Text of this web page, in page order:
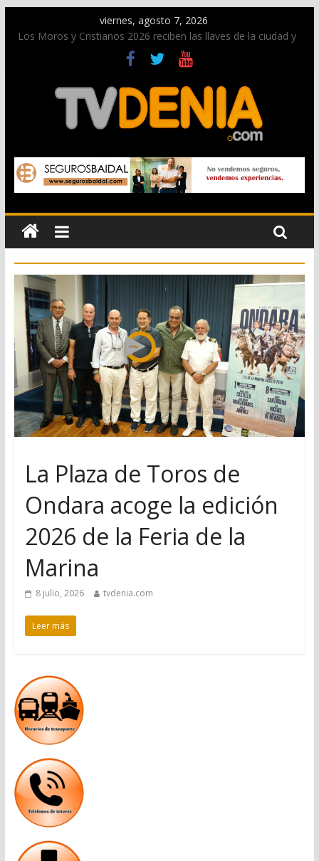
viernes, agosto 7, 2026
Los Moros y Cristianos 2026 reciben las llaves de la ciudad y
dan inicio a las fiestas en Dénia
El bando moro protagonista en la Segunda Entraeta Festera
Paco Adsuar dona al Arxiu de Dénia más de 50.000 imágenes
de la memoria visual de la ciudad
La Entraeta Festera llena de ambiente la calle Marqués de
Campo con la recepción a la Capitanía Cristiana
El XII Festival de Jazz de Dénia reunirá durante agosto a
figuras nacionales e internacionales en los Jardins de
Torrecremada
La Plaza de Toros de
Ondara acoge la edición
2026 de la Feria de la
Marina
8 julio, 2026 tvdenia.com
Leer más